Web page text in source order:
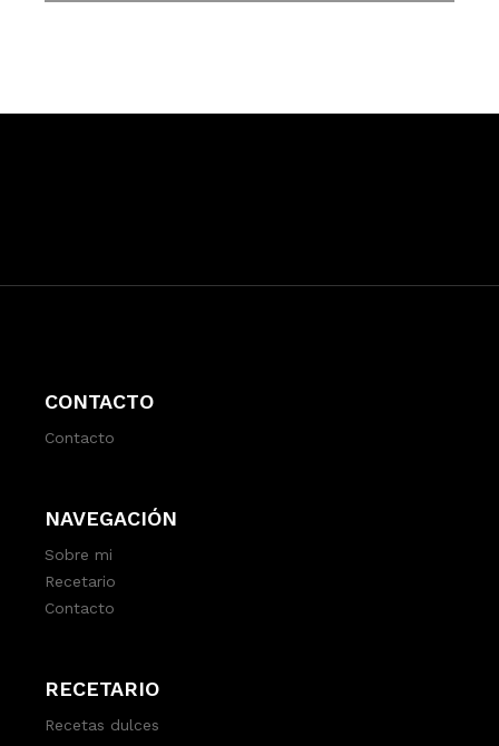
CONTACTO
Contacto
NAVEGACIÓN
Sobre mi
Recetario
Contacto
RECETARIO
Recetas dulces